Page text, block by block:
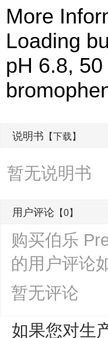
More
Loading
pH 6.8,
说明书 【下载】
暂无说明书
用户评论 【0】
购买伯乐
的用户评论
暂无评论
如果您对生